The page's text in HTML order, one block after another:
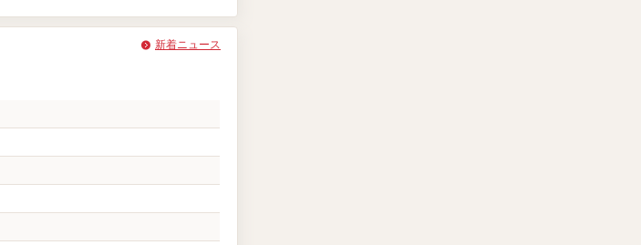
新着ニュース